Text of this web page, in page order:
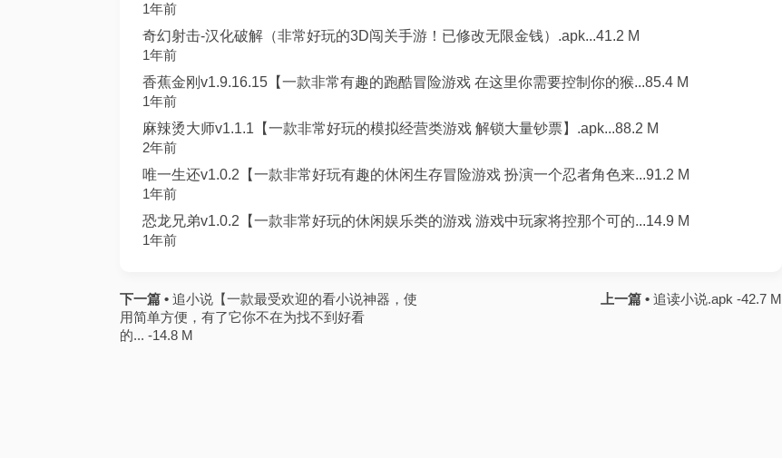
1年前
奇幻射击-汉化破解（非常好玩的3D闯关手游！已修改无限金钱）.apk...41.2 M
1年前
香蕉金刚v1.9.16.15【一款非常有趣的跑酷冒险游戏 在这里你需要控制你的猴...85.4 M
1年前
麻辣烫大师v1.1.1【一款非常好玩的模拟经营类游戏 解锁大量钞票】.apk...88.2 M
2年前
唯一生还v1.0.2【一款非常好玩有趣的休闲生存冒险游戏 扮演一个忍者角色来...91.2 M
1年前
恐龙兄弟v1.0.2【一款非常好玩的休闲娱乐类的游戏 游戏中玩家将控那个可的...14.9 M
1年前
下一篇 • 追小说【一款最受欢迎的看小说神器，使
用简单方便，有了它你不在为找不到好看
的... -14.8 M
上一篇 • 追读小说.apk -42.7 M